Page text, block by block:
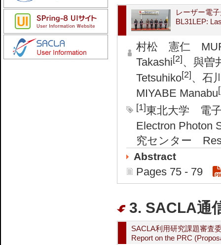
レーザー電
BL31LEP:
村松 憲仁
Takashi[2] 、與
Tetsuhiko[2]、石
MIYABE Manabu
[1]東北大学 電
Electron Photon
究センター
Abstract
Pages 75 - 79
3. SACLA通
SACLA利用研究課題審査
Report on the PRC